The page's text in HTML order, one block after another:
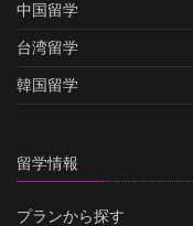
中国留学
台湾留学
韓国留学
留学情報
プランから探す